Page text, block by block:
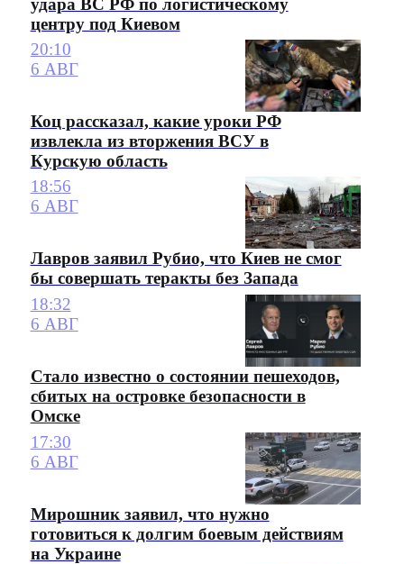
центру под Киевом
20:10
6 АВГ
Коц рассказал, какие уроки РФ
извлекла из вторжения ВСУ в
Курскую область
18:56
6 АВГ
Лавров заявил Рубио, что Киев не смог
бы совершать теракты без Запада
18:32
6 АВГ
Стало известно о состоянии пешеходов,
сбитых на островке безопасности в
Омске
17:30
6 АВГ
Мирошник заявил, что нужно
готовиться к долгим боевым действиям
на Украине